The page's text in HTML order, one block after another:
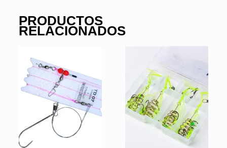
PRODUCTOS
RELACIONADOS